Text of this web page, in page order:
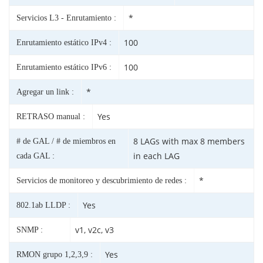
Servicios L3 - Enrutamiento : *
Enrutamiento estático IPv4 : 100
Enrutamiento estático IPv6 : 100
Agregar un link : *
RETRASO manual : Yes
# de GAL / # de miembros en
cada GAL :
8 LAGs with max 8 members
in each LAG
Servicios de monitoreo y descubrimiento de redes : *
802.1ab LLDP : Yes
SNMP : v1, v2c, v3
RMON grupo 1,2,3,9 : Yes